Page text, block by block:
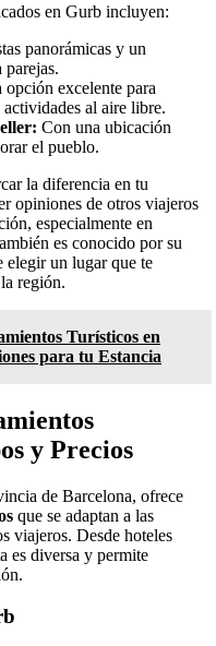
en Gurb incluyen:
panorámicas y un
parejas.
opción excelente para
al aire libre.
Con una ubicación
el pueblo.
la diferencia en tu
opiniones de otros viajeros
especialmente en
es conocido por su
elegir un lugar que te
región.
Turísticos en
para tu Estancia
y Precios
de Barcelona, ofrece
que se adaptan a las
viajeros. Desde hoteles
es diversa y permite